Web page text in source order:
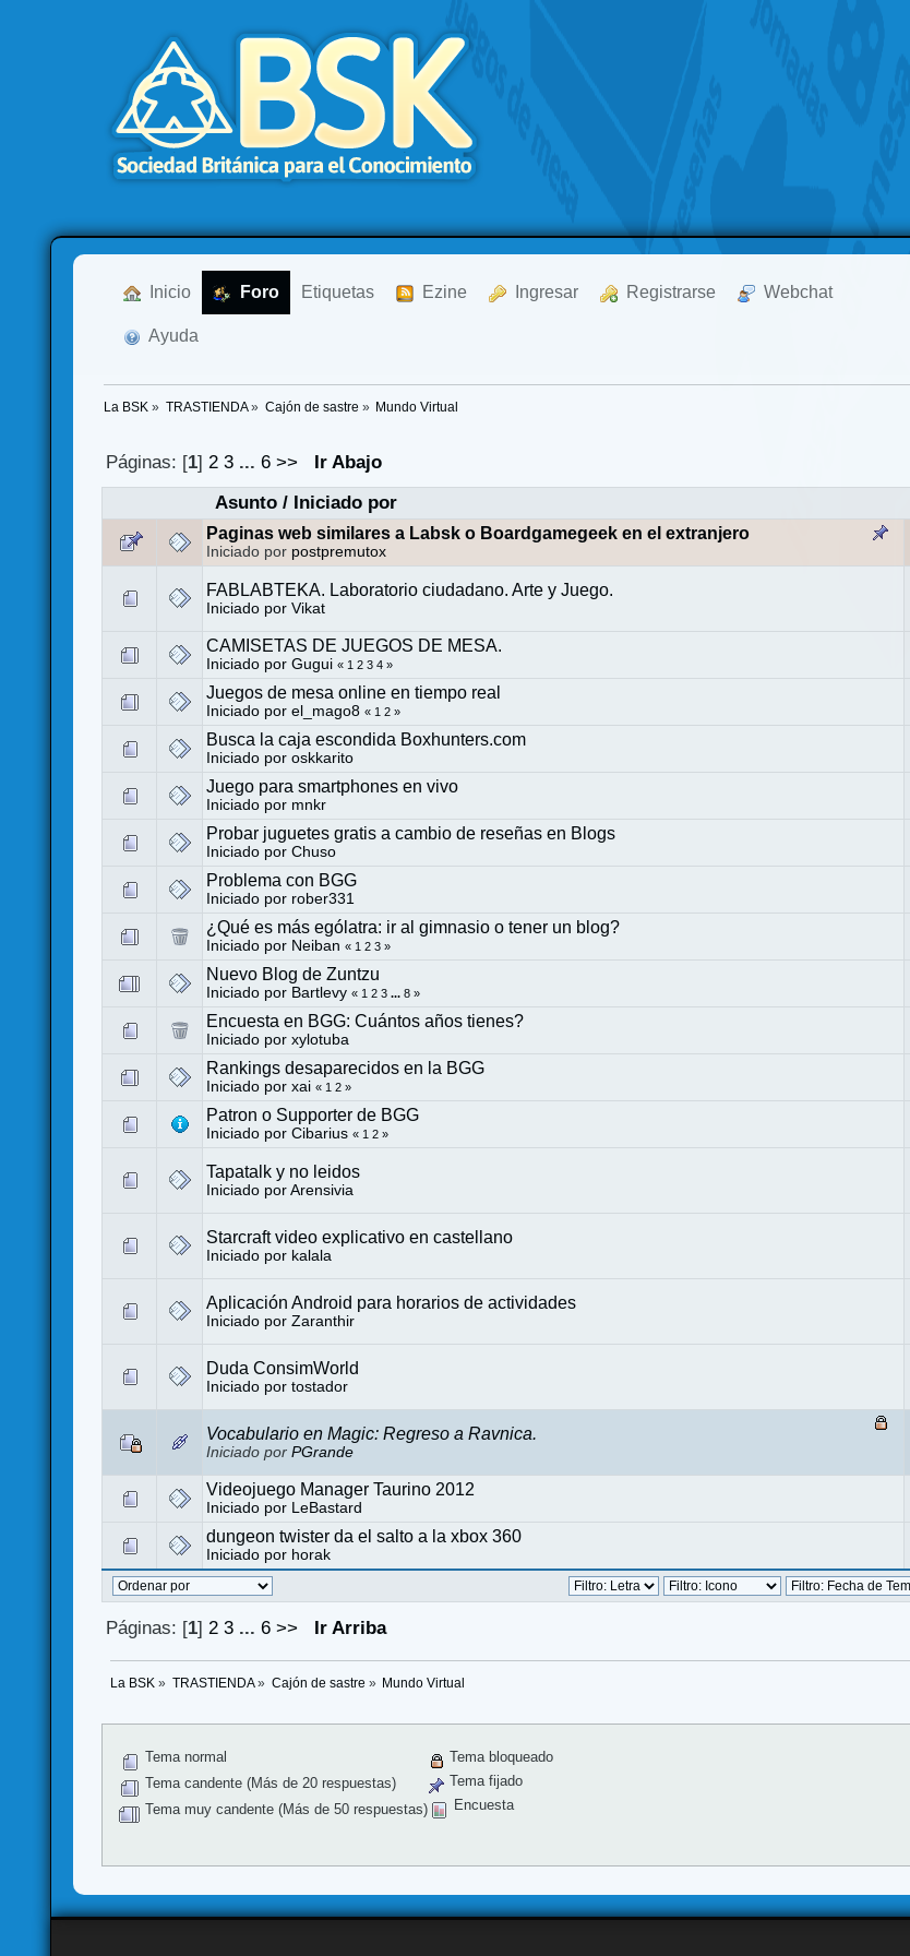
Inicio Foro Etiquetas Ezine Ingresar Registrarse Webchat
Ayuda
La BSK » TRASTIENDA» Cajón de sastre » Mundo Virtual
Páginas: [1] 2 3 ... 6 >>
Ir Abajo
Asunto/ Iniciado por
Paginas web similares a Labsk o Boardgamegeek en el extranjero
Iniciado por postpremutox
FABLABTEKA. Laboratorio ciudadano. Arte y Juego.
Iniciado porVikat
CAMISETAS DE JUEGOS DE MESA.
Iniciado por Gugui« 1 2 3 4 »
Juegos de mesa online en tiempo real
Iniciado porel_mago8 « 1 2 »
Busca la caja escondida Boxhunters.com
Iniciado poroskkarito
Juego para smartphones en vivo
Iniciado por mnkr
Probar juguetes gratis a cambio de reseñas en Blogs
Iniciado porChuso
Problema con BGG
Iniciado por rober331
¿Qué es más ególatra: ir al gimnasio o tener un blog?
Iniciado por Neiban « 1 2 3 »
Nuevo Blog de Zuntzu
Iniciado por Bartlevy « 1 2 3 ...8 »
Encuesta en BGG: Cuántos años tienes?
Iniciado porxylotuba
Rankings desaparecidos en la BGG
Iniciado porxai « 1 2 »
Patron o Supporter de BGG
Iniciado por Cibarius« 1 2 »
Tapatalk y no leidos
Iniciado porArensivia
Starcraft video explicativo en castellano
Iniciado por kalala
Aplicación Android para horarios de actividades
Iniciado porZaranthir
Duda ConsimWorld
Iniciado portostador
Vocabulario en Magic: Regreso a Ravnica.
Iniciado porPGrande
Videojuego Manager Taurino 2012
Iniciado por LeBastard
dungeon twister da el salto a la xbox 360
Iniciado por horak
Páginas: [1] 2 3 ... 6 >> Ir Arriba
La BSK » TRASTIENDA» Cajón de sastre » Mundo Virtual
Tema normal
Tema candente (Más de 20 respuestas)
Tema muy candente (Más de 50 respuestas)
Tema bloqueado
Tema fijado
Encuesta